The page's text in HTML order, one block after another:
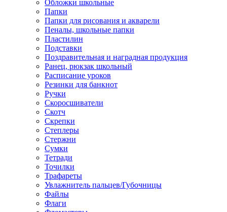
Обложки школьные
Папки
Папки для рисования и акварели
Пеналы, школьные папки
Пластилин
Подставки
Поздравительная и наградная продукция
Ранец, рюкзак школьный
Расписание уроков
Резинки для банкнот
Ручки
Скоросшиватели
Скотч
Скрепки
Степлеры
Стержни
Сумки
Тетради
Точилки
Трафареты
Увлажнитель пальцев/Губочницы
Файлы
Флаги